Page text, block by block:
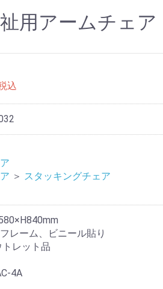
用アームチェア
込
＞ スタッキングチェア
レーム、ビニール貼り
レット品
4A